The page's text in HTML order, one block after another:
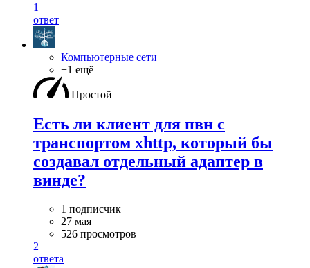
1
ответ
Компьютерные сети
+1 ещё
Простой
Есть ли клиент для пвн с
транспортом xhttp, который бы
создавал отдельный адаптер в
винде?
1 подписчик
27 мая
526 просмотров
2
ответа